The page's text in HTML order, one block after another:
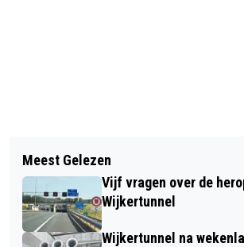
ZIJN JOUW KIEREN DICHT?
BEVERWIJK KAN LEREN
PROBLEMEN IN DE GROTE
KERST ZONDER SNEEUW,
KOUD GENOEG VOOR
WARME CHOCOMELK
Meest Gelezen
Vijf vragen over de
Wijkertunnel
Wijkertunnel na